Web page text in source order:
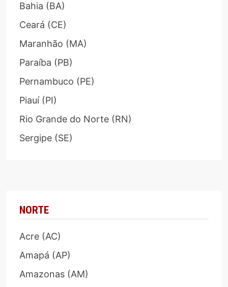
Bahia (BA)
Ceará (CE)
Maranhão (MA)
Paraíba (PB)
Pernambuco (PE)
Piauí (PI)
Rio Grande do Norte (RN)
Sergipe (SE)
NORTE
Acre (AC)
Amapá (AP)
Amazonas (AM)